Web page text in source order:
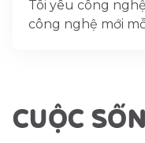
Tôi yêu công
công nghệ mới
CUỘC